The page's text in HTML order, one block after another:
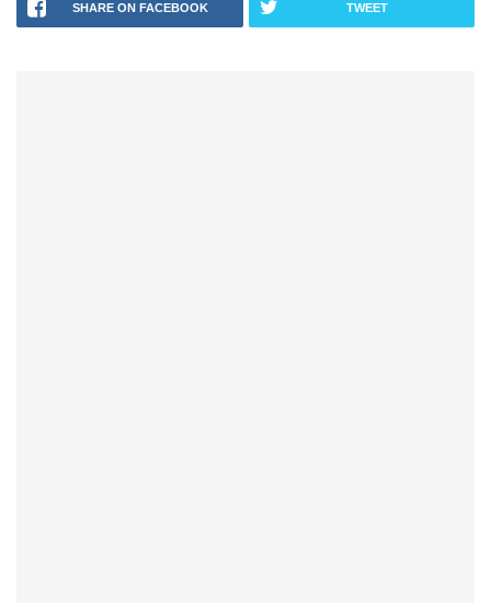
SHARE ON FACEBOOK TWEET